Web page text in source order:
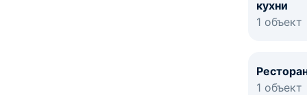
кухни
1 объект
1 объект